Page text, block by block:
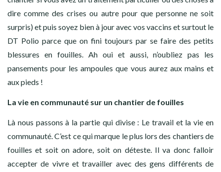
dire comme des crises ou autre pour que personne ne soit
surpris) et puis soyez bien à jour avec vos vaccins et surtout le
DT Polio parce que on fini toujours par se faire des petits
blessures en fouilles. Ah oui et aussi, n’oubliez pas les
pansements pour les ampoules que vous aurez aux mains et
aux pieds !
La vie en communauté sur un chantier de fouilles
Là nous passons à la partie qui divise : Le travail et la vie en
communauté. C’est ce qui marque le plus lors des chantiers de
fouilles et soit on adore, soit on déteste. Il va donc falloir
accepter de vivre et travailler avec des gens différents de